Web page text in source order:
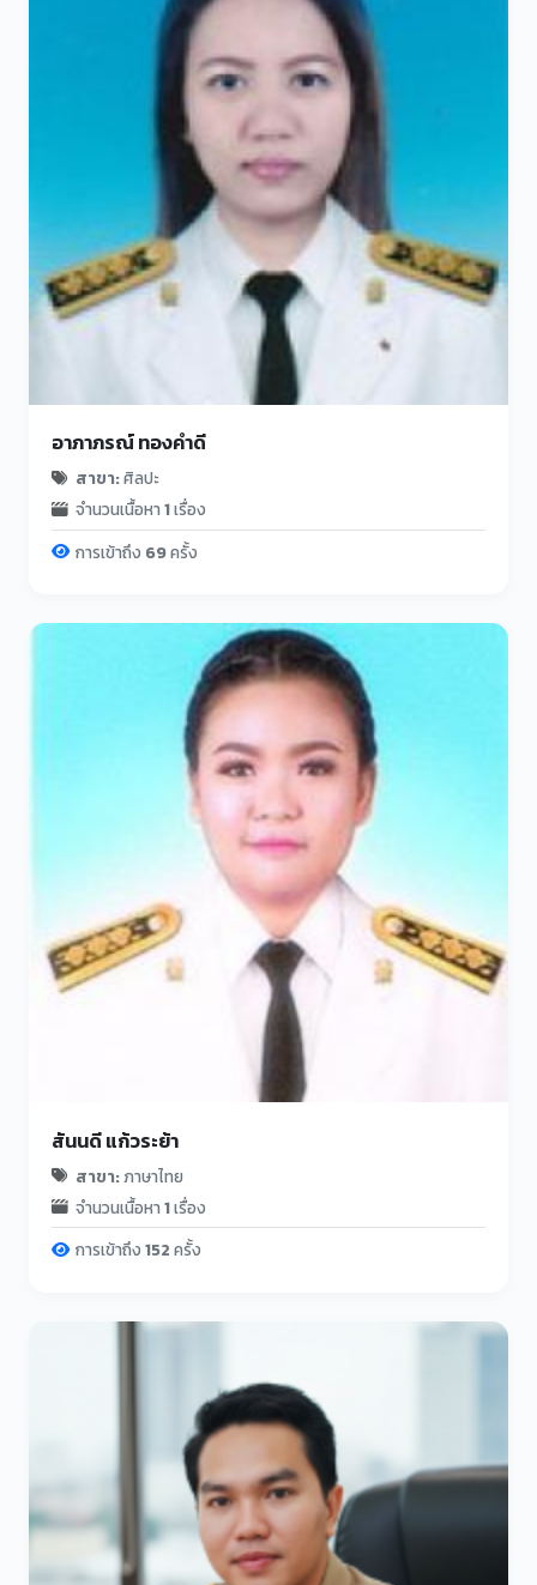
อาภาภรณ์ ทองคำดี
สาขา:ศิลปะ
จำนวนเนื้อหา1เรื่อง
การเข้าถึง 69ครั้ง
สันนดี แก้วระย้า
สาขา:ภาษาไทย
จำนวนเนื้อหา1เรื่อง
การเข้าถึง152 ครั้ง